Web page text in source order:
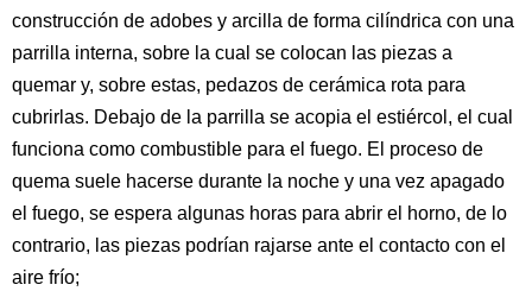
construcción de adobes y arcilla de forma cilíndrica con una
parrilla interna, sobre la cual se colocan las piezas a
quemar y, sobre estas, pedazos de cerámica rota para
cubrirlas. Debajo de la parrilla se acopia el estiércol, el cual
funciona como combustible para el fuego. El proceso de
quema suele hacerse durante la noche y una vez apagado
el fuego, se espera algunas horas para abrir el horno, de lo
contrario, las piezas podrían rajarse ante el contacto con el
aire frío;